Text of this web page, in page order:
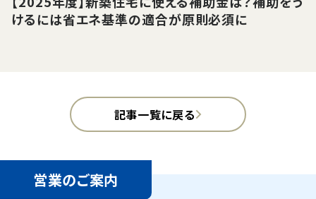
けるには省エネ基準の適合が原則必須に
記事一覧に戻る
営業のご案内